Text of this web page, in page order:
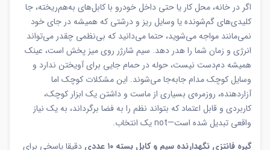
اگر در خانه، محل کار یا حتی داخل خودرو با کابل‌های به‌هم‌ریخته، جا
کلیدی‌های گم‌شونده یا وسایل ریز و درشتی که همیشه در جای خود
نمی‌مانند مواجه می‌شوید، حتما می‌دانید که بی‌نظمی چقدر می‌تواند
انرژی و زمان شما را هدر دهد. سیم شارژر روی میز پخش است، عینک
همیشه دم‌دست نیست، حوله در حمام جایی برای آویختن ندارد و
وسایل کوچک مدام جابه‌جا می‌شوند. این مشکلات کوچک اما
آزاردهنده، روزمره‌ی بسیاری از ماست و داشتن یک ابزار کوچک،
کاربردی و قابل اعتماد که بتواند نظم را به فضا برگرداند، به یک نیاز
واقعی تبدیل شده است—not یک انتخاب.
گیره فانتزی نگهدارنده سیم و کابل بسته ۱۰ عددی
دقیقا پاسخی برای